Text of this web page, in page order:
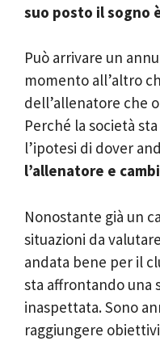
suo posto il sogno
Può arrivare un
momento all’altro
dell’allenatore che
Perché la società
l’ipotesi di dover
l’allenatore e
Nonostante già un
situazioni da
andata bene per il
sta affrontando una
inaspettata. Sono
raggiungere